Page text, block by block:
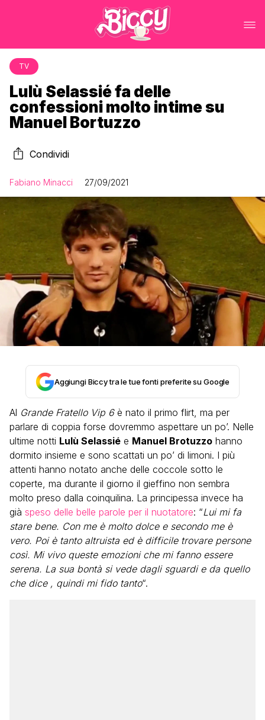
TV
Lulù Selassié fa delle
confessioni molto intime su
Manuel Bortuzzo
Condividi
Fabiano Minacci 27/09/2021
Aggiungi Biccy tra le tue fonti preferite su Google
Al Grande Fratello Vip 6è nato il primo flirt, ma per
parlare di coppia forse dovremmo aspettare un po’. Nelle
ultime notti Lulù Selassié e Manuel Brotuzzo hanno
dormito insieme e sono scattati un po’ di limoni. I più
attenti hanno notato anche delle coccole sotto le
coperte, ma durante il giorno il gieffino non sembra
molto preso dalla coinquilina. La principessa invece ha
già speso delle belle parole per il nuotatore: “Lui mi fa
stare bene. Con me è molto dolce e secondo me è
vero. Poi è tanto altruista ed è difficile trovare persone
così. Mi vivo queste emozioni che mi fanno essere
serena. La sua bontà si vede dagli sguardi e da quello
che dice , quindi mi fido tanto“.